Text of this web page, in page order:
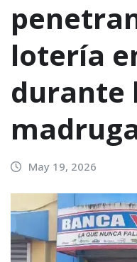
lotería
durante
May 19, 2026